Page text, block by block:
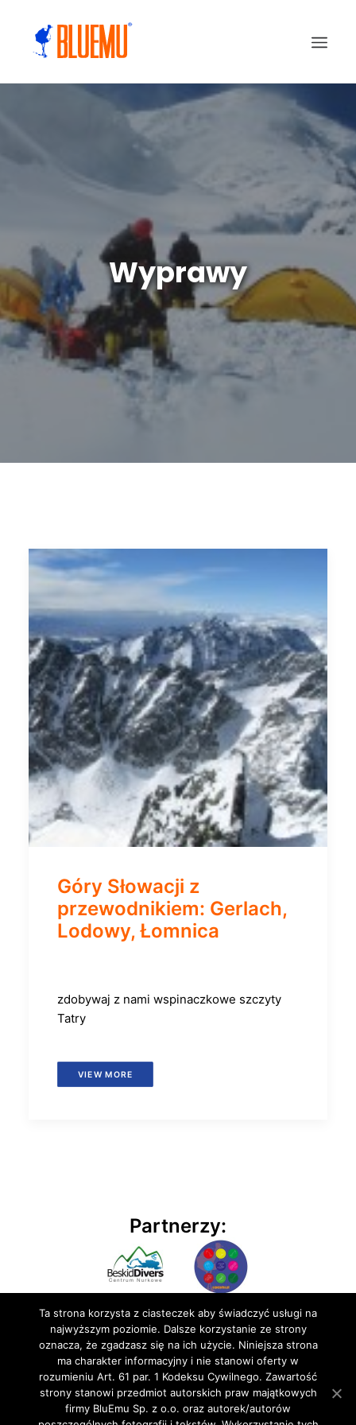
Wyprawy
Góry Słowacji z
przewodnikiem: Gerlach,
Lodowy, Łomnica
zdobywaj z nami wspinaczkowe szczyty
Tatry
VIEW MORE
Partnerzy:
© 2020 BluEmu sp. z o.o. Wszelkie prawa zastrzeżone
Ta strona korzysta z ciasteczek aby świadczyć usługi na
najwyższym poziomie. Dalsze korzystanie ze strony
oznacza, że zgadzasz się na ich użycie. Niniejsza strona
ma charakter informacyjny i nie stanowi oferty w
rozumieniu Art. 61 par. 1 Kodeksu Cywilnego. Zawartość
strony stanowi przedmiot autorskich praw majątkowych
firmy BluEmu Sp. z o.o. oraz autorek/autorów